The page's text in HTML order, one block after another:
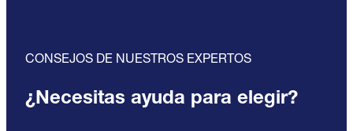
CONSEJOS DE NUESTROS EXPERTOS
¿Necesitas ayuda para elegir?